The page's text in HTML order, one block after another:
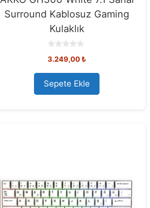
Surround Kablosuz Gaming
Kulaklık
o
t
o
f
5
3.249,00₺
Sepete Ekle